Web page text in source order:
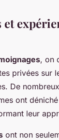
, on
privées sur
De
ont
leur
ont non